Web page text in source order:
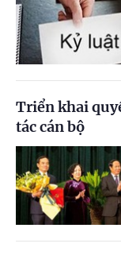
Triển khai
tác cán bộ